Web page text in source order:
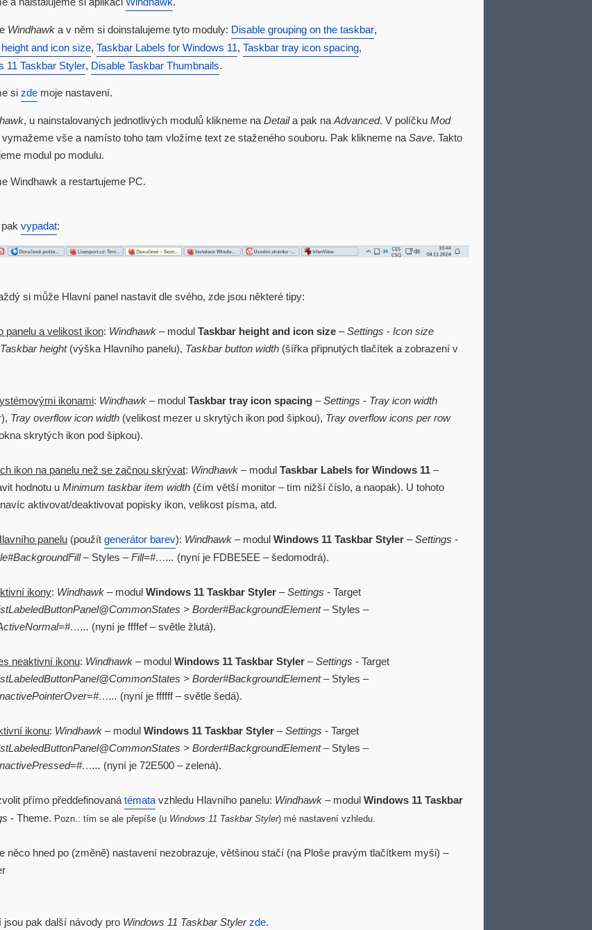
Windhawk a v něm si doinstalujeme tyto moduly: Disable grouping on the taskbar,
and icon size, Taskbar Labels for Windows 11, Taskbar tray icon spacing,
11 Taskbar Styler, Disable Taskbar Thumbnails.
si zde moje nastavení.
, u nainstalovaných jednotlivých modulů klikneme na Detaila pak na Advanced. V políčku Mod
vymažeme vše a namísto toho tam vložíme text ze staženého souboru. Pak klikneme na Save. Takto
modul po modulu.
Windhawk a restartujeme PC.
vypadat:
si může Hlavní panel nastavit dle svého, zde jsou některé tipy:
panelu a velikost ikon: Windhawk – modul Taskbar height and icon size –Settings - Icon size
Taskbar height(výška Hlavního panelu), Taskbar button width (šířka připnutých tlačítek a zobrazení v
ikonami: Windhawk – modul Taskbar tray icon spacing –Settings - Tray icon width
Tray overflow icon width (velikost mezer u skrytých ikon pod šipkou), Tray overflow icons per row
skrytých ikon pod šipkou).
ikon na panelu než se začnou skrývat: Windhawk – modul Taskbar Labels for Windows 11 –
hodnotu u Minimum taskbar item width (čím větší monitor – tím nižší číslo, a naopak). U tohoto
aktivovat/deaktivovat popisky ikon, velikost písma, atd.
panelu (použít generátor barev): Windhawk – modul Windows 11 Taskbar Styler –Settings -
– Styles –Fill=#…... (nyní je FDBE5EE – šedomodrá).
ikony: Windhawk – modul Windows 11 Taskbar Styler –Settings - Target
> Border#BackgroundElement– Styles –
(nyní je ffffef – světle žlutá).
neaktivní ikonu: Windhawk – modul Windows 11 Taskbar Styler –Settings - Target
> Border#BackgroundElement– Styles –
(nyní je ffffff – světle šedá).
ikonu: Windhawk – modul Windows 11 Taskbar Styler –Settings - Target
> Border#BackgroundElement– Styles –
(nyní je 72E500 – zelená).
přímo předdefinovaná témata vzhledu Hlavního panelu: Windhawk – modul Windows 11 Taskbar
- Theme. Pozn.: tím se ale přepíše (u Windows 11 Taskbar Styler) mé nastavení vzhledu.
něco hned po (změně) nastavení nezobrazuje, většinou stačí (na Ploše pravým tlačítkem myši) –
jsou pak další návody pro Windows 11 Taskbar Styler zde.